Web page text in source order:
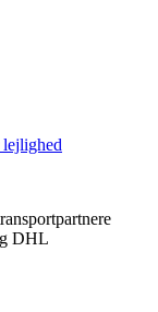
lejlighed
DHL